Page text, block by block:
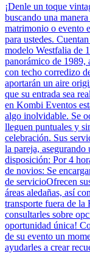
¡Denle un toque
buscando una
matrimonio o evento
para ustedes.
modelo Westfalia de
panorámico de 1989,
con techo corredizo
aportarán un aire
que su entrada sea
en Kombi Eventos
algo inolvidable. Se
lleguen puntuales y
celebración. Sus
la pareja,
disposición: Por 4
de novios: Se
de servicioOfrecen
áreas aledañas, así
transporte fuera de
consultarles sobre
oportunidad única!
de su evento un
ayudarles a crear